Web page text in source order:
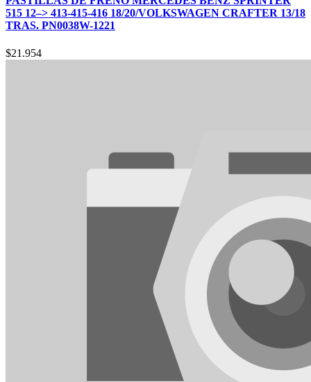
515 12–> 413-415-416 18/20/VOLKSWAGEN CRAFTER 13/18
TRAS. PN0038W-1221
$21.954